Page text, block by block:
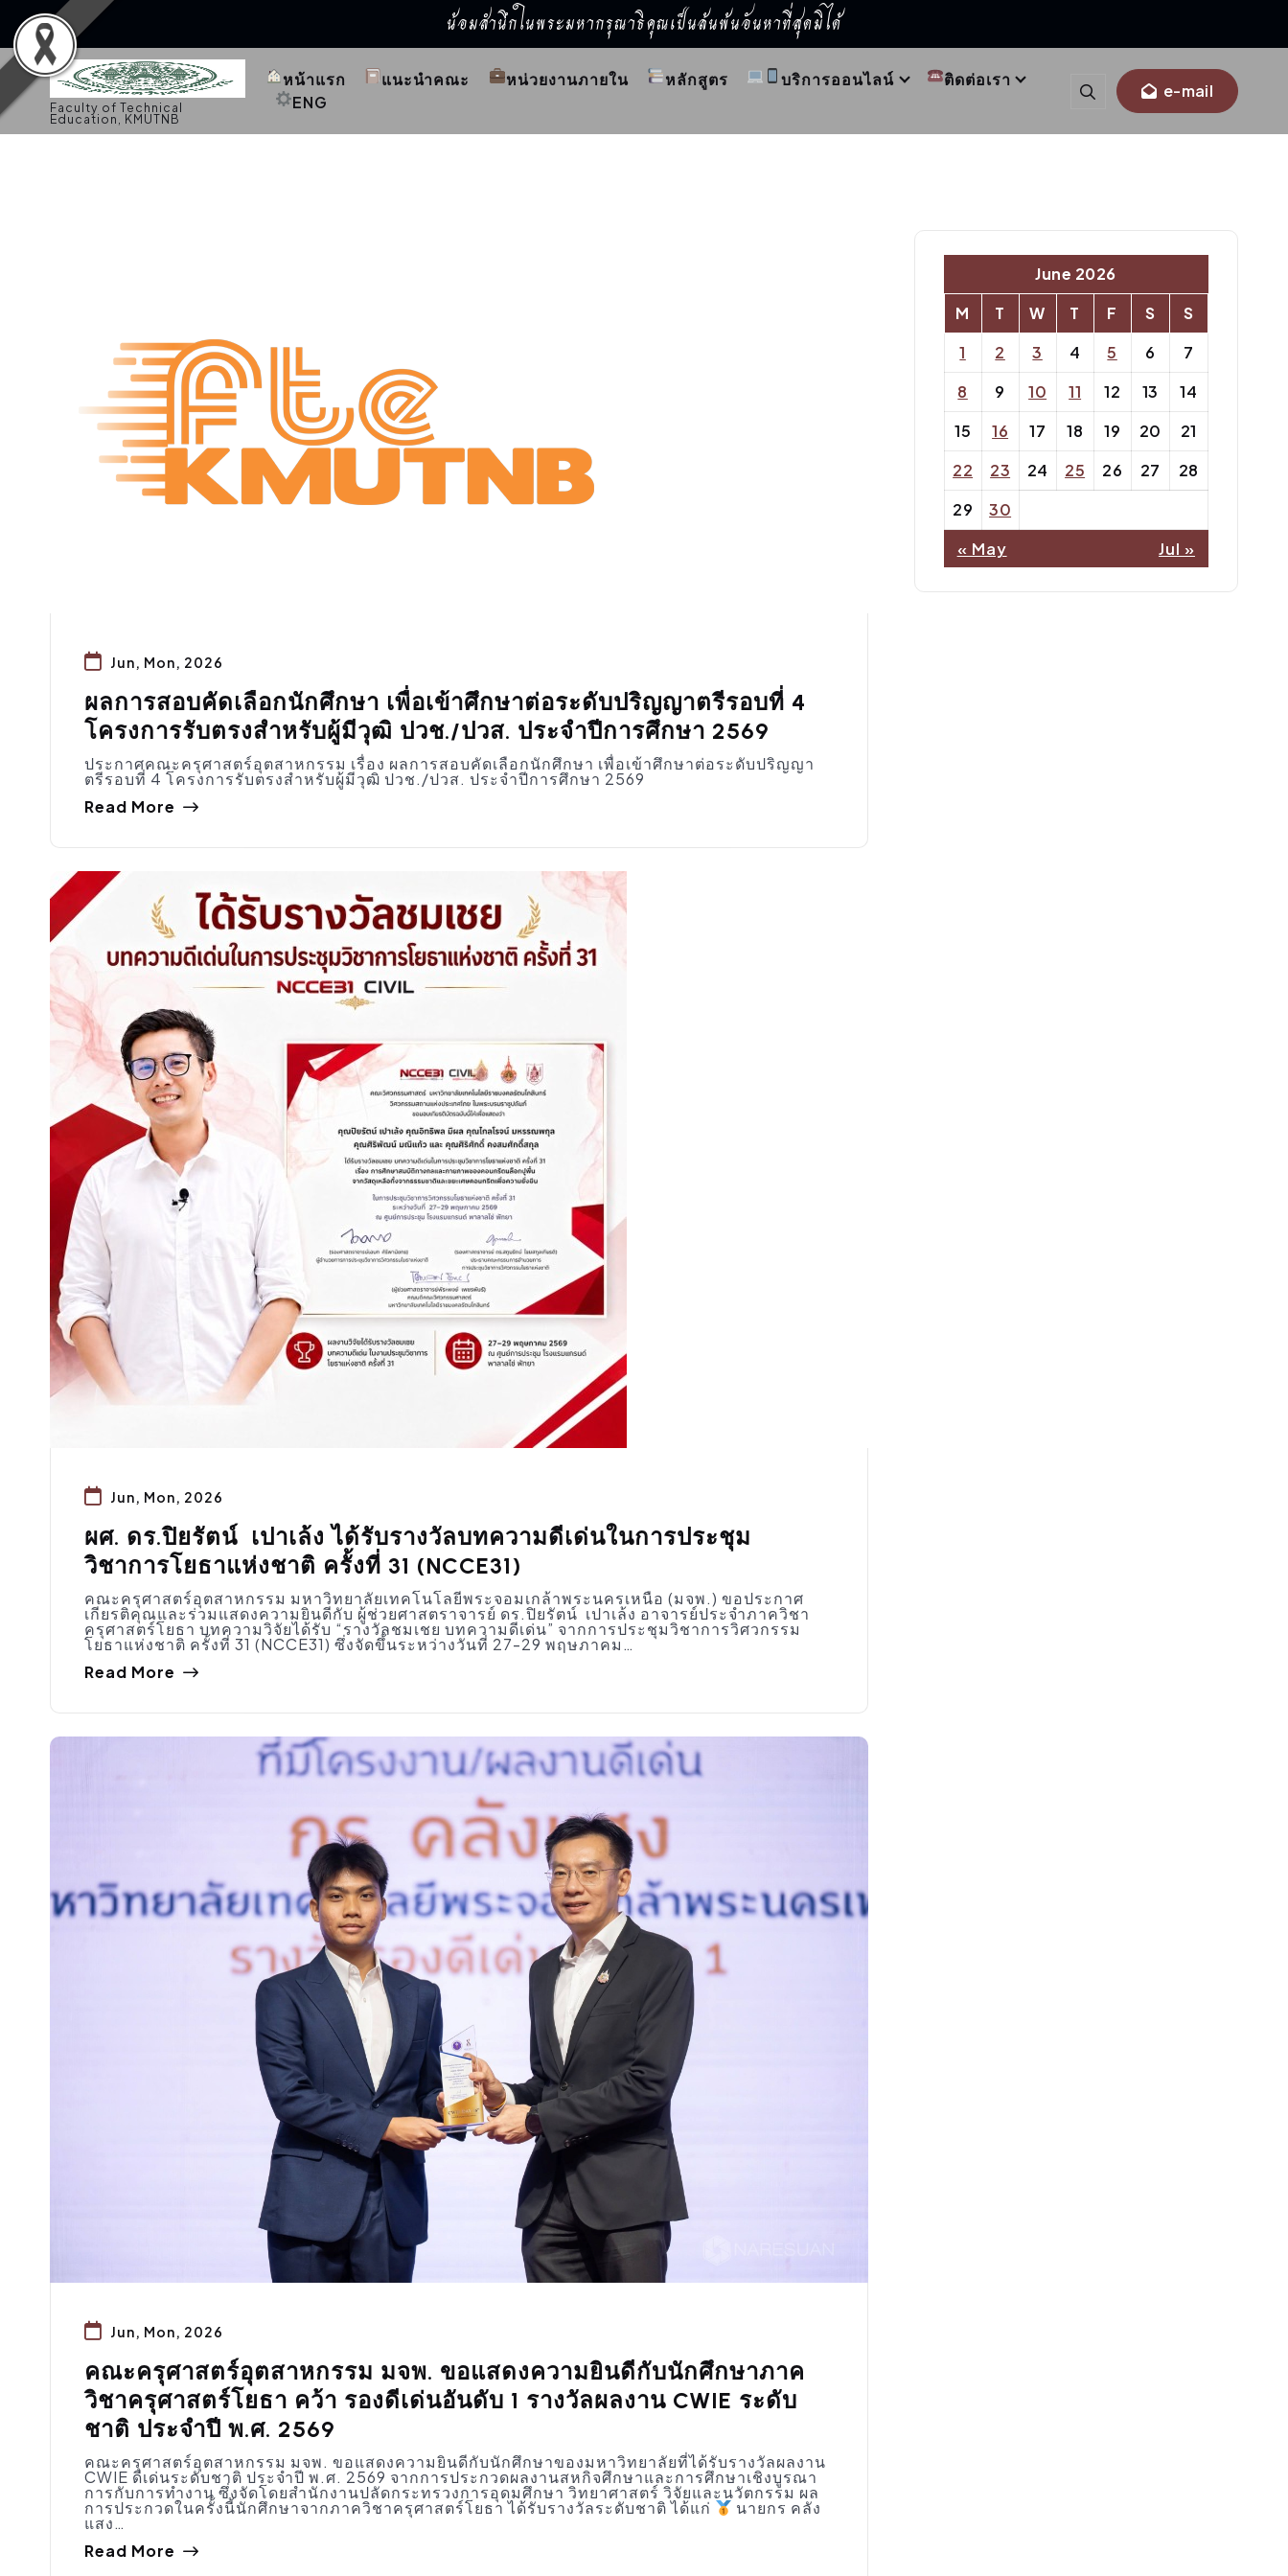
น้อมสำนึกในพระมหากรุณาธิคุณเป็นล้นพ้นอันหาที่สุดมิได้
S
k
t
o
Faculty of Technical
Education, KMUTNB
หน้าแรก แนะนำคณะ หน่วยงานภายใน หลักสูตร บริการออนไลน์
ติดต่อเรา
ENG
e-mail
Jun, Mon, 2026
ผลการสอบคัดเลือกนักศึกษา เพื่อเข้าศึกษาต่อระดับปริญญาตรีรอบที่ 4
โครงการรับตรงสําหรับผู้มีวุฒิ ปวช./ปวส. ประจําปีการศึกษา 2569
ประกาศคณะครุศาสตร์อุตสาหกรรม เรื่อง ผลการสอบคัดเลือกนักศึกษา เพื่อเข้าศึกษาต่อระดับปริญญา
ตรีรอบที่ 4 โครงการรับตรงสําหรับผู้มีวุฒิ ปวช./ปวส. ประจําปีการศึกษา 2569
Read More
ประชาสัมพันธ์
Jun, Mon, 2026
ผศ. ดร.ปิยรัตน์ เปาเล้ง ได้รับรางวัลบทความดีเด่นในการประชุม
วิชาการโยธาแห่งชาติ ครั้งที่ 31 (NCCE31)
คณะครุศาสตร์อุตสาหกรรม มหาวิทยาลัยเทคโนโลยีพระจอมเกล้าพระนครเหนือ (มจพ.) ขอประกาศ
เกียรติคุณและร่วมแสดงความยินดีกับ ผู้ช่วยศาสตราจารย์ ดร.ปิยรัตน์ เปาเล้ง อาจารย์ประจำภาควิชา
ครุศาสตร์โยธา บทความวิจัยได้รับ “รางวัลชมเชย บทความดีเด่น” จากการประชุมวิชาการวิศวกรรม
โยธาแห่งชาติ ครั้งที่ 31 (NCCE31) ซึ่งจัดขึ้นระหว่างวันที่ 27-29 พฤษภาคม…
Read More
Jun, Mon, 2026
คณะครุศาสตร์อุตสาหกรรม มจพ. ขอแสดงความยินดีกับนักศึกษาภาค
วิชาครุศาสตร์โยธา คว้า รองดีเด่นอันดับ 1 รางวัลผลงาน CWIE ระดับ
ชาติ ประจำปี พ.ศ. 2569
คณะครุศาสตร์อุตสาหกรรม มจพ. ขอแสดงความยินดีกับนักศึกษาของมหาวิทยาลัยที่ได้รับรางวัลผลงาน
CWIE ดีเด่นระดับชาติ ประจำปี พ.ศ. 2569 จากการประกวดผลงานสหกิจศึกษาและการศึกษาเชิงบูรณา
การกับการทำงาน ซึ่งจัดโดยสำนักงานปลัดกระทรวงการอุดมศึกษา วิทยาศาสตร์ วิจัยและนวัตกรรม ผล
การประกวดในครั้งนี้นักศึกษาจากภาควิชาครุศาสตร์โยธา ได้รับรางวัลระดับชาติ ได้แก่ นายกร คลัง
แสง…
Read More
June 2026
M
T W T F S
S
1
2 3 4 5 6
7
8
9 10 11 12 13
14
15
16 17 18 19 20
21
22
23 24 25 26 27
28
29
30
« May
Jul »